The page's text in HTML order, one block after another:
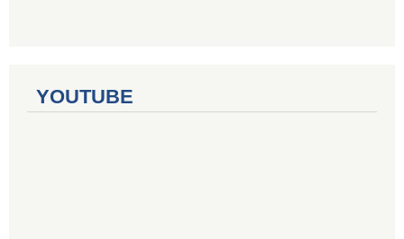
YOUTUBE